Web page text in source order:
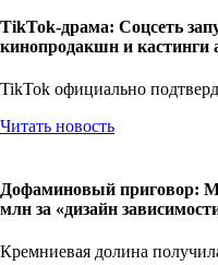
TikTok-драма: Соцсеть
кинопродакшн и кастинги
TikTok официально
Читать новость
Дофаминовый приговор:
млн за «дизайн
Кремниевая долина